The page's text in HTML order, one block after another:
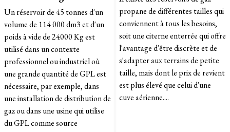
Un réservoir de 45 tonnes d'un
volume de 114 000 dm3 et d'un
poids à vide de 24000 Kg est
utilisé dans un contexte
professionnel ou industriel où
une grande quantité de GPL est
nécessaire, par exemple, dans
une installation de distribution de
gaz ou dans une usine qui utilise
du GPL comme source
propane de différentes tailles qui
conviennent à tous les besoins,
soit une citerne enterrée qui offre
l'avantage d'être discrète et de
s'adapter aux terrains de petite
taille, mais dont le prix de revient
est plus élevé que celui d'une
cuve aérienne....